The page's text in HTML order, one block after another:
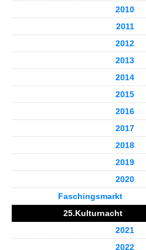
2010
2011
2012
2013
2014
2015
2016
2017
2018
2019
2020
Faschingsmarkt
25.Kulturnacht
2021
2022